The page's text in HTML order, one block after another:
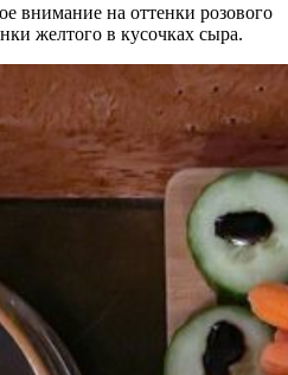
внимание на оттенки розового
желтого в кусочках сыра.